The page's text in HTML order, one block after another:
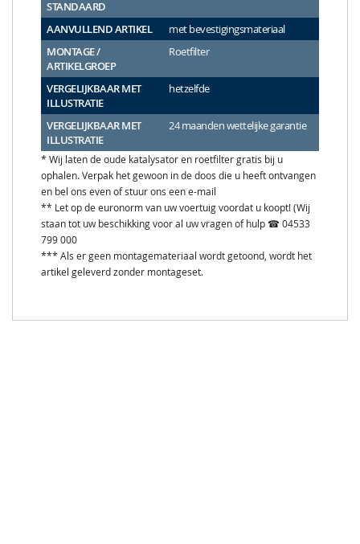
STANDAARD
AANVULLEND ARTIKEL
met bevestigingsmateriaal
MONTAGE /
ARTIKELGROEP
Roetfilter
VERGELIJKBAAR MET
ILLUSTRATIE
hetzelfde
VERGELIJKBAAR MET
ILLUSTRATIE
24 maanden wettelijke garantie
* Wij laten de oude katalysator en roetfilter gratis bij u
ophalen. Verpak het gewoon in de doos die u heeft ontvangen
en bel ons even of stuur ons een e-mail
** Let op de euronorm van uw voertuig voordat u koopt! (Wij
staan tot uw beschikking voor al uw vragen of hulp ☎ 04533
799 000
*** Als er geen montagemateriaal wordt getoond, wordt het
artikel geleverd zonder montageset.